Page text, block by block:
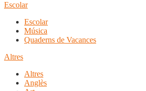
Escolar
Escolar
Música
Quaderns de Vacances
Altres
Altres
Anglès